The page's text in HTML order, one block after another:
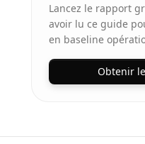
Lancez le rapport
avoir lu ce guide
en baseline
Obtenir